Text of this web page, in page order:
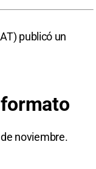
publicó un
noviembre.